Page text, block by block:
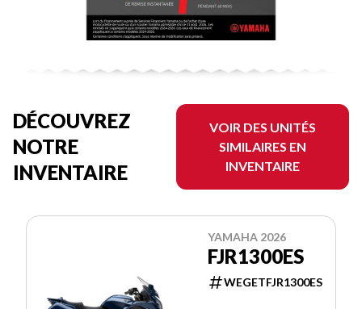
DÉCOUVREZ
NOTRE
INVENTAIRE
VOIR DES UNITÉS
SIMILAIRES EN
INVENTAIRE
YAMAHA 2026
FJR1300ES
WEGETFJR1300ES